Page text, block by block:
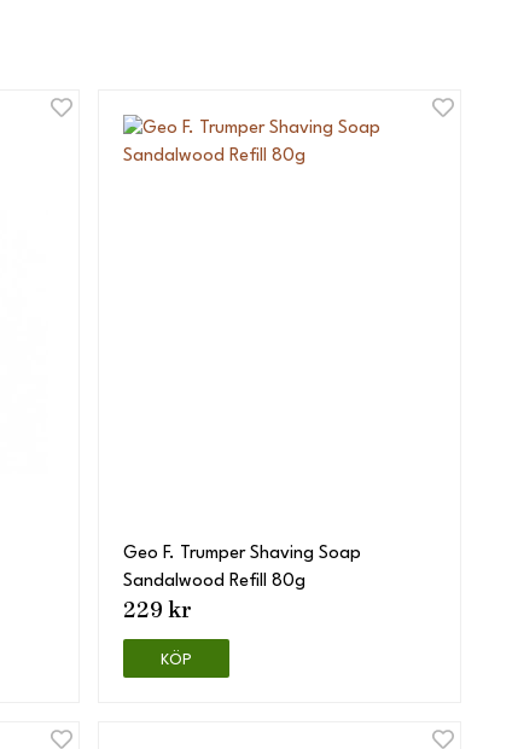
Geo F. Trumper Shaving Soap
Sandalwood Refill 80g
229 kr
KÖP